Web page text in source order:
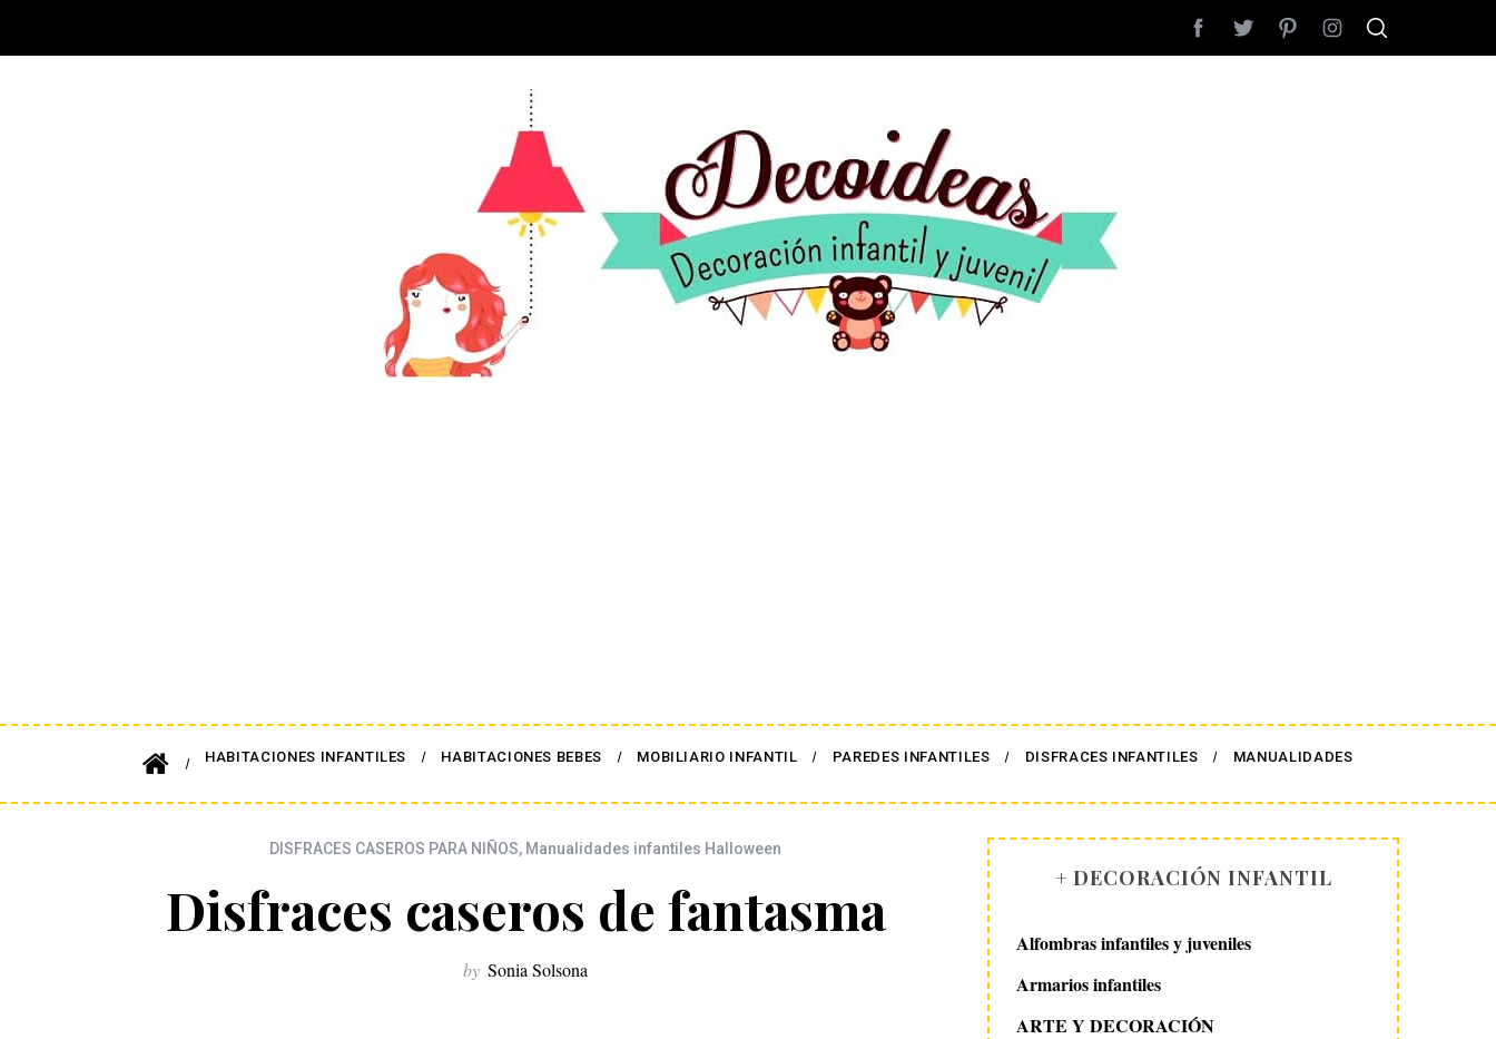
HABITACIONES INFANTILES HABITACIONES BEBES MOBILIARIO INFANTIL PAREDES INFANTILES DISFRACES INFANTILES MANUALIDADES
DISFRACES CASEROS PARA NIÑOS, Manualidades infantiles Halloween
Disfraces caseros de fantasma
by Sonia Solsona
+ DECORACIÓN INFANTIL
Alfombras infantiles y juveniles
Armarios infantiles
ARTE Y DECORACIÓN